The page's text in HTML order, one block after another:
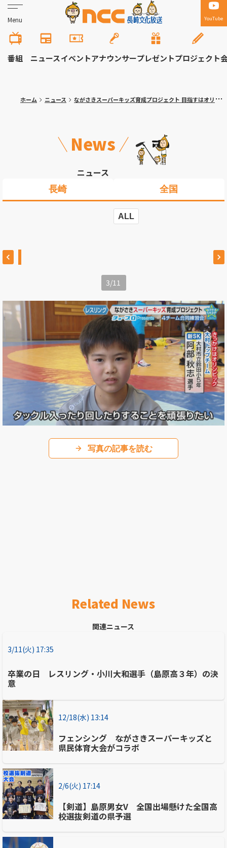
Menu YouTube
番組 ニュースイベントアナウンサープレゼントプロジェクト
ホーム ニュース ながさきスーパーキッズ育成プロジェクト 目指すはオリンピック選手！レスリング４チーム合同練習会に１９人参加
News
ニュース
長崎 全国
ALL
3/11
写真の記事を読む
Related News
関連ニュース
3/11(火) 17:35
卒業の日 レスリング・小川大和選手（島原高３年）の決
意
12/18(水) 13:14
フェンシング ながさきスーパーキッズと
県民体育大会がコラボ
2/6(火) 17:14
【剣道】島原男女V 全国出場懸けた全国高
校選抜剣道の県予選